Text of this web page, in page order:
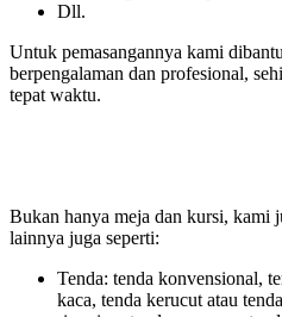
Dll.
Untuk pemasangannya kami
berpengalaman dan profesional,
tepat waktu.
Bukan hanya meja dan kursi, kami
lainnya juga seperti:
Tenda: tenda konvensional,
kaca, tenda kerucut atau